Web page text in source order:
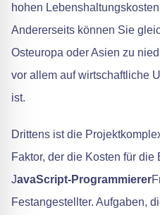
hohen
Andererseits können Sie
Osteuropa oder Asien zu
vor allem auf wirtschaftliche
ist.
Drittens ist die
Faktor, der die Kosten für die
JavaScript-Programmierer
Festangestellter. Aufgaben,